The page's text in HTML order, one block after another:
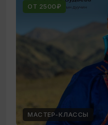
ОТ 2500₽
МАСТЕР-КЛАССЫ